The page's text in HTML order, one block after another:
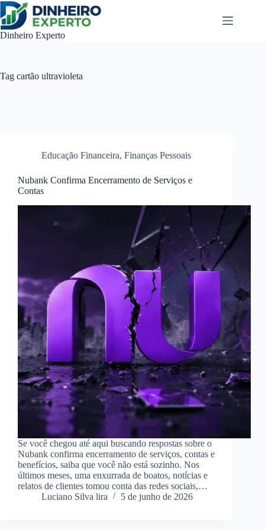
Pular
para
o
conteúdo
Dinheiro Experto
Tag cartão ultravioleta
Educação Financeira, Finanças Pessoais
Nubank Confirma Encerramento de Serviços e
Contas
Se você chegou até aqui buscando respostas sobre o
Nubank confirma encerramento de serviços, contas e
benefícios, saiba que você não está sozinho. Nos
últimos meses, uma enxurrada de boatos, notícias e
relatos de clientes tomou conta das redes sociais,…
Luciano Silva lira
5 de junho de 2026